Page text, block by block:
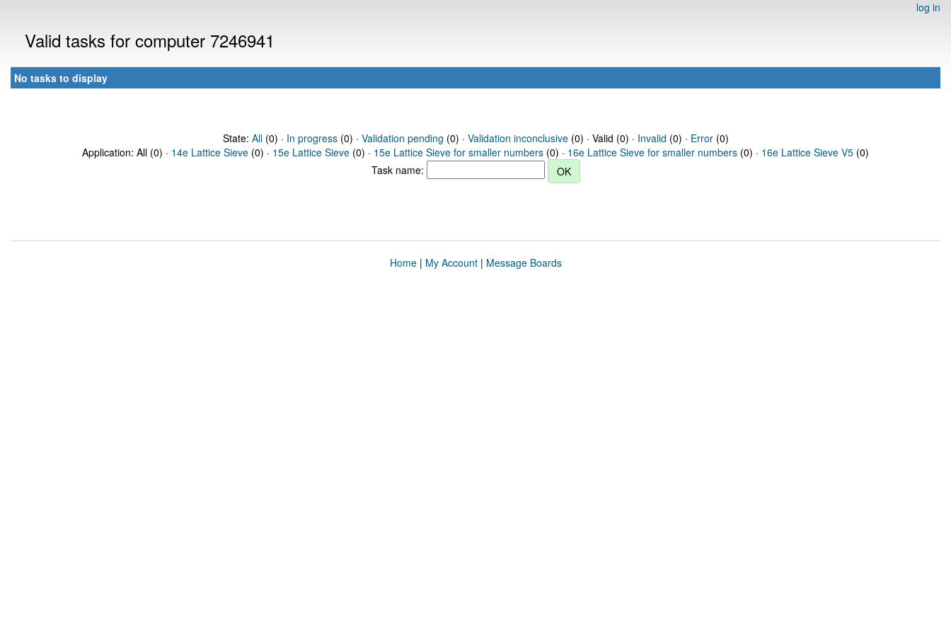
log in
Valid tasks for computer 7246941
No tasks to display
State: All(0) · In progress(0) · Validation pending (0) · Validation inconclusive(0) · Valid (0) · Invalid (0) · Error(0)
Application: All (0) · 14e Lattice Sieve (0) · 15e Lattice Sieve (0) · 15e Lattice Sieve for smaller numbers (0) · 16e Lattice Sieve for smaller numbers (0) · 16e Lattice Sieve V5 (0)
Task name:
Home| My Account| Message Boards